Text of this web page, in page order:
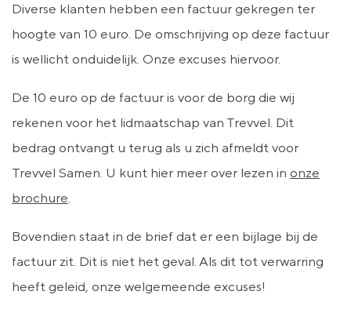
Diverse klanten hebben een factuur gekregen ter
hoogte van 10 euro. De omschrijving op deze factuur
is wellicht onduidelijk. Onze excuses hiervoor.
De 10 euro op de factuur is voor de borg die wij
rekenen voor het lidmaatschap van Trevvel. Dit
bedrag ontvangt u terug als u zich afmeldt voor
Trevvel Samen. U kunt hier meer over lezen in onze
brochure.
Bovendien staat in de brief dat er een bijlage bij de
factuur zit. Dit is niet het geval. Als dit tot verwarring
heeft geleid, onze welgemeende excuses!